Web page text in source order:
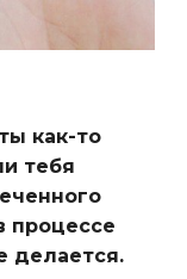
как-то
тебя
процессе
делается.